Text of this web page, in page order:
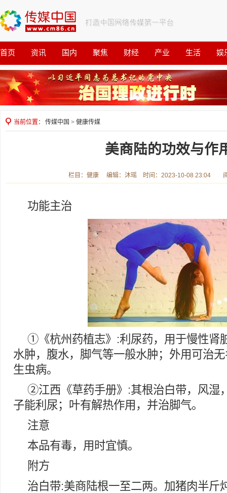
首页 资讯 国内 聚焦 财经 产业 生活 娱
观察 公益
当前位置： 传媒中国 > 健康传媒
美商陆的功效与作
栏目：健康 编辑：沐瑶 时间：2023-10-08 23:04
功能主治
①《杭州药植志》:利尿药，用于慢性肾
水肿，腹水，脚气等一般水肿；外用可治
生虫病。
②江西《草药手册》:其根治白带，风湿
子能利尿；叶有解热作用，并治脚气。
注意
本品有毒，用时宜慎。
附方
治白带:美商陆根一至二两。加猪肉半斤